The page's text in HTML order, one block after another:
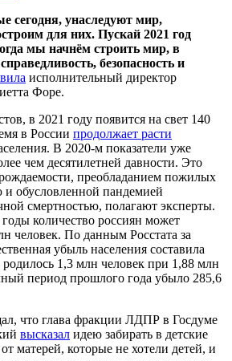
сегодня, унаследуют мир,
для них. Пускай 2021 год
мы начнём строить мир, в
безопасность и
исполнительный директор
Форе.
в 2021 году появится на свет 140
в России продолжает расти
В 2020-м показатели уже
чем десятилетней давности. Это
преобладанием пожилых
обусловленной пандемией
смертностью, полагают эксперты.
количество россиян может
человек. По данным Росстата за
убыль населения составила
родилось 1,3 млн человек при 1,88 млн
период прошлого года убыло 285,6
что глава фракции ЛДПР в Госдуме
высказал идею забирать в детские
матерей, которые не хотели детей, и